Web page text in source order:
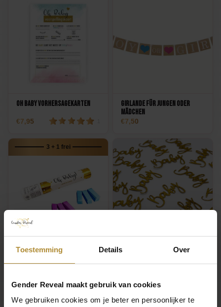
Toestemming Details Over
Gender Reveal maakt gebruik van cookies
We gebruiken cookies om je beter en persoonlijker te
verwenden.
Oh Baby Vorhersagekarten
7,95
Girlande für Jungen oder
Mädchen
7,50
3 + 1 frei
Konfettikanone Oh Baby Tafelconfetti Baby